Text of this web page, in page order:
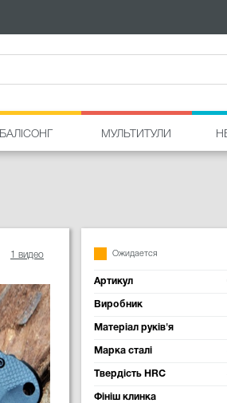
БАЛІСОНГ МУЛЬТИТУЛИ
1 видео Ожидается
Артикул
Виробник
Матеріал руків'я
Марка сталі
Твердість HRC
Фініш клинка